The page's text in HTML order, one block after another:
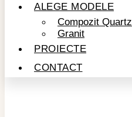
ALEGE MODELE
Compozit Quartz
Granit
PROIECTE
CONTACT